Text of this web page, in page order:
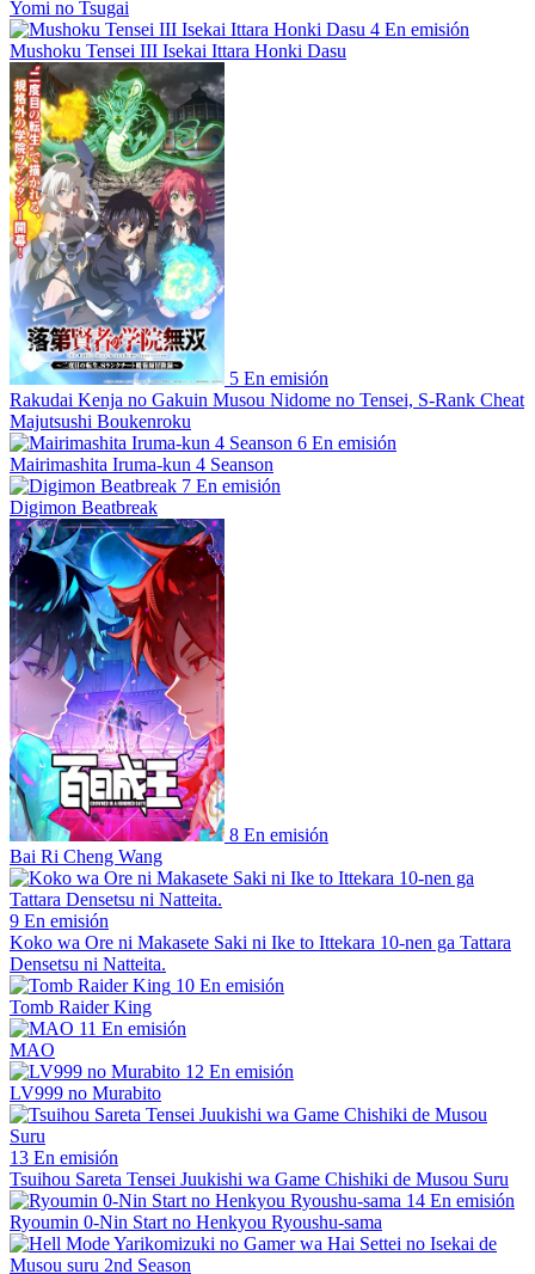
Yomi no Tsugai
4 En emisión
Mushoku Tensei III Isekai Ittara Honki Dasu
5 En emisión
Rakudai Kenja no Gakuin Musou Nidome no Tensei, S-Rank Cheat
Majutsushi Boukenroku
6 En emisión
Mairimashita Iruma-kun 4 Seanson
7 En emisión
Digimon Beatbreak
8 En emisión
Bai Ri Cheng Wang
9 En emisión
Koko wa Ore ni Makasete Saki ni Ike to Ittekara 10-nen ga Tattara
Densetsu ni Natteita.
10 En emisión
Tomb Raider King
11 En emisión
MAO
12 En emisión
LV999 no Murabito
13 En emisión
Tsuihou Sareta Tensei Juukishi wa Game Chishiki de Musou Suru
14 En emisión
Ryoumin 0-Nin Start no Henkyou Ryoushu-sama